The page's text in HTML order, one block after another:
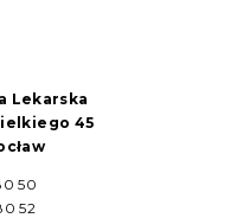
Lekarska
45
50
52